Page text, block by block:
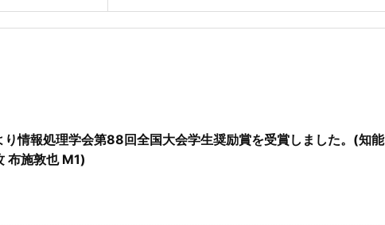
り情報処理学会第88回全国大会学生奨励賞を受賞しました。(知能
布施敦也 M1)